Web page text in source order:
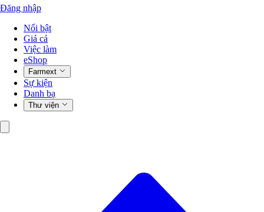
Đăng nhập
Nổi bật
Giá cả
Việc làm
eShop
Farmext
Sự kiện
Danh bạ
Thư viện